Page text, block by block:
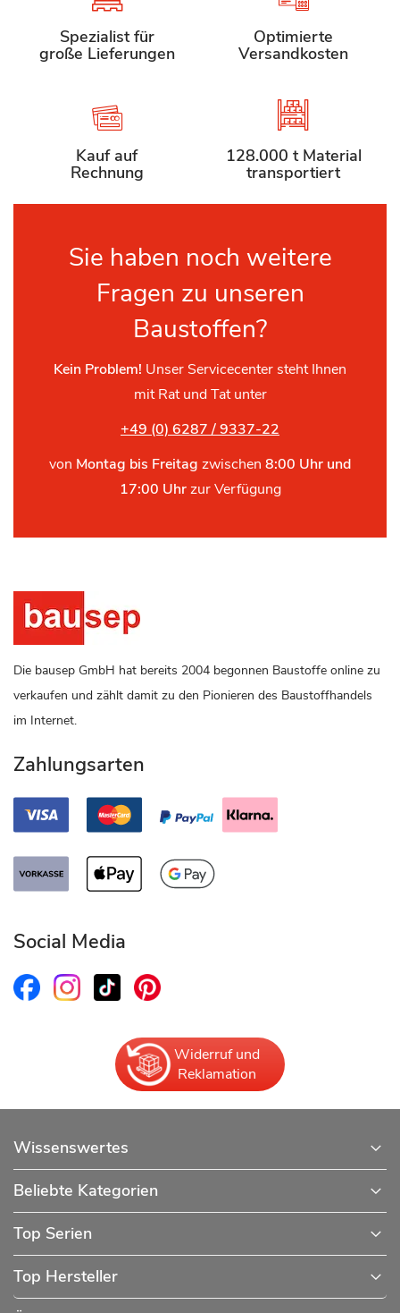
Spezialist für
große Lieferungen
Optimierte
Versandkosten
Kauf auf
Rechnung
128.000 t Material
transportiert
Sie haben noch weitere
Fragen zu unseren
Baustoffen?
Kein Problem! Unser Servicecenter steht Ihnen
mit Rat und Tat unter
+49 (0) 6287 / 9337-22
von Montag bis Freitag zwischen 8:00 Uhr und
17:00 Uhrzur Verfügung
Die bausep GmbH hat bereits 2004 begonnen Baustoffe online zu
verkaufen und zählt damit zu den Pionieren des Baustoffhandels
im Internet.
Zahlungsarten
Social Media
Widerruf und
Reklamation
Wissenswertes
Beliebte Kategorien
Top Serien
Top Hersteller